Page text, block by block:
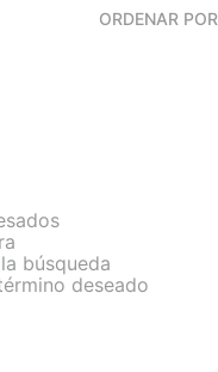
ORDENAR POR
búsqueda
deseado